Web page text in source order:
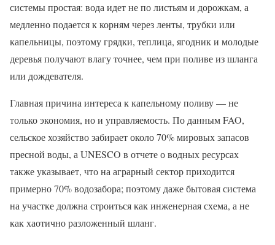
системы простая: вода идет не по листьям и дорожкам, а
медленно подается к корням через ленты, трубки или
капельницы, поэтому грядки, теплица, ягодник и молодые
деревья получают влагу точнее, чем при поливе из шланга
или дождевателя.
Главная причина интереса к капельному поливу — не
только экономия, но и управляемость. По данным FAO,
сельское хозяйство забирает около 70% мировых запасов
пресной воды, а UNESCO в отчете о водных ресурсах
также указывает, что на аграрный сектор приходится
примерно 70% водозабора; поэтому даже бытовая система
на участке должна строиться как инженерная схема, а не
как хаотично разложенный шланг.